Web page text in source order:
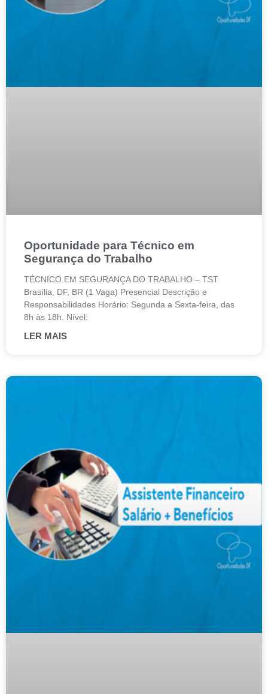
Oportunidade para Técnico em
Segurança do Trabalho
TÉCNICO EM SEGURANÇA DO TRABALHO – TST
Brasília, DF, BR (1 Vaga) Presencial Descrição e
Responsabilidades Horário: Segunda a Sexta-feira, das
8h às 18h. Nível:
LER MAIS